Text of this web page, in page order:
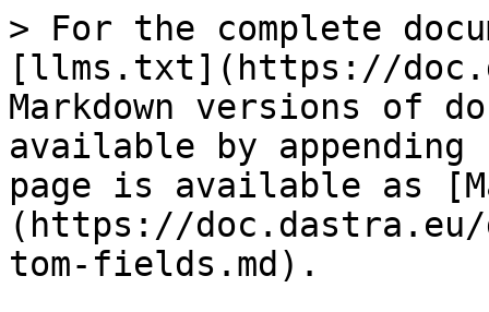
> For the complete
[llms.txt](https://
Markdown versions of
available by
page is available as
(https://
tom-fields.md).